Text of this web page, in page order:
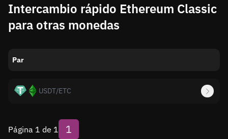
Intercambio rápido Ethereum Classic
para otras monedas
Par
USDT/ETC
Página 1 de 1 1